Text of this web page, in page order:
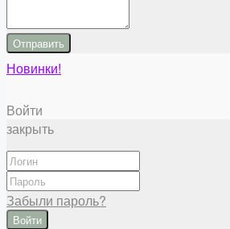
Отправить
Новинки!
Войти
закрыть
Забыли пароль?
Войти